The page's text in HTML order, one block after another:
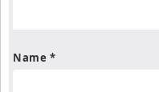
Name *